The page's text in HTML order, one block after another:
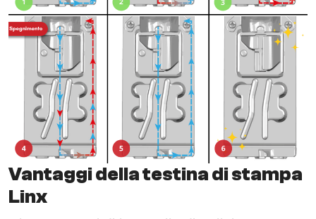
Vantaggi della testina di stampa
Linx